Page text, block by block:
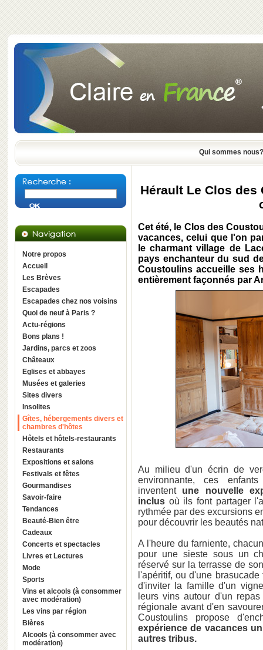
Qui sommes nous?
Notre propos
Accueil
Les Brèves
Escapades
Escapades chez nos voisins
Quoi de neuf à Paris ?
Actu-régions
Bons plans !
Jardins, parcs et zoos
Châteaux
Eglises et abbayes
Musées et galeries
Sites divers
Insolites
Gîtes, hébergements divers et
chambres d'hôtes
Hôtels et hôtels-restaurants
Restaurants
Expositions et salons
Festivals et fêtes
Gourmandises
Savoir-faire
Tendances
Beauté-Bien être
Cadeaux
Concerts et spectacles
Livres et Lectures
Mode
Sports
Vins et alcools (à consommer
avec modération)
Les vins par région
Bières
Alcools (à consommer avec
modération)
Hérault Le Clos
Cet été, le Clos des
vacances, celui que l'on
le charmant village de
pays enchanteur du sud
Coustoulins accueille ses
entièrement façonnés par
Au milieu d'un écrin de
environnante, ces
inventent une nouvelle
inclus où ils font partager
rythmée par des excursions
pour découvrir les beautés
A l'heure du farniente,
pour une sieste sous un
réservé sur la terrasse de
l'apéritif, ou d'une
d'inviter la famille d'un
leurs vins autour d'un
régionale avant d'en
Coustoulins propose
expérience de vacances
autres tribus.